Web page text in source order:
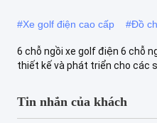
#Xe golf điện cao cấp #Đồ
6 chỗ ngồi xe golf điện 6 chỗ
thiết kế và phát triển cho các
Tin nhắn của khách